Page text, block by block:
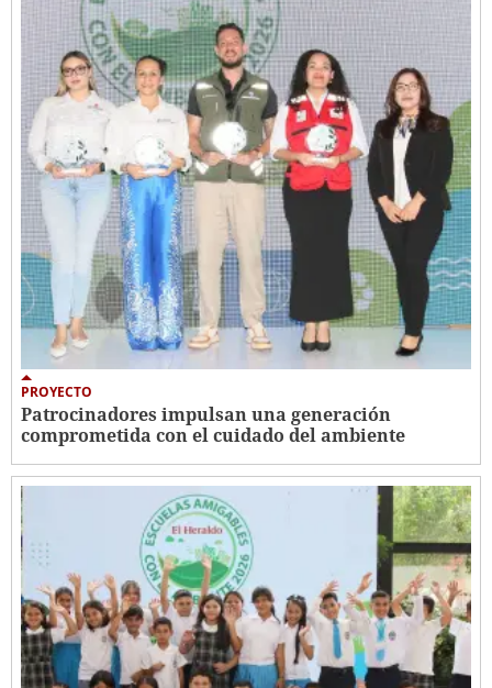
PROYECTO
Patrocinadores impulsan una generación
comprometida con el cuidado del ambiente